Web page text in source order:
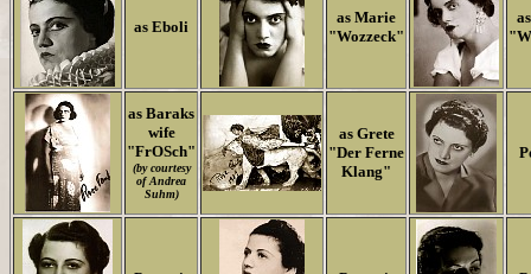
as Eboli
as Marie
"Wozzeck"
as Baraks
wife
"FrOSch"
(by courtesy
of Andrea
Suhm)
as Grete
"Der Ferne
Klang"